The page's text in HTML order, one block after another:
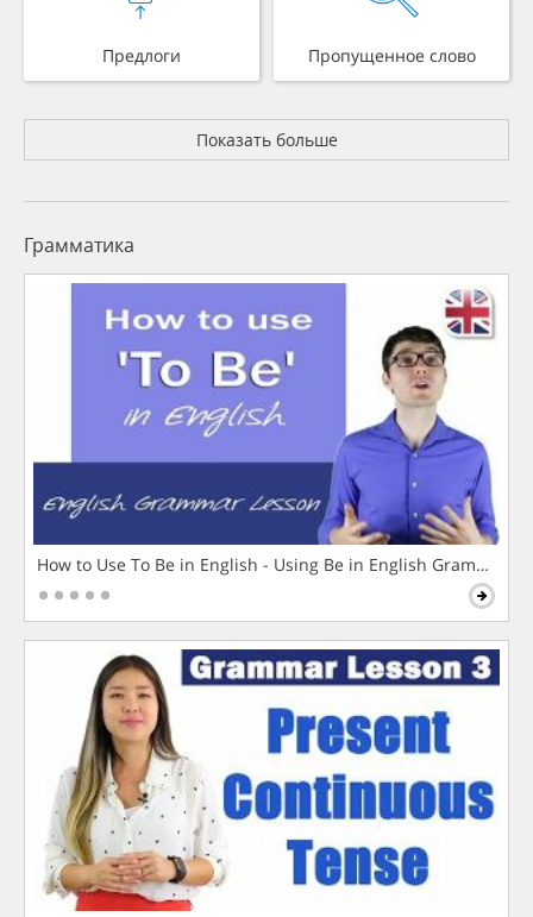
Предлоги Пропущенное слово
Показать больше
Грамматика
How to Use To Be in English - Using Be in English Grammar